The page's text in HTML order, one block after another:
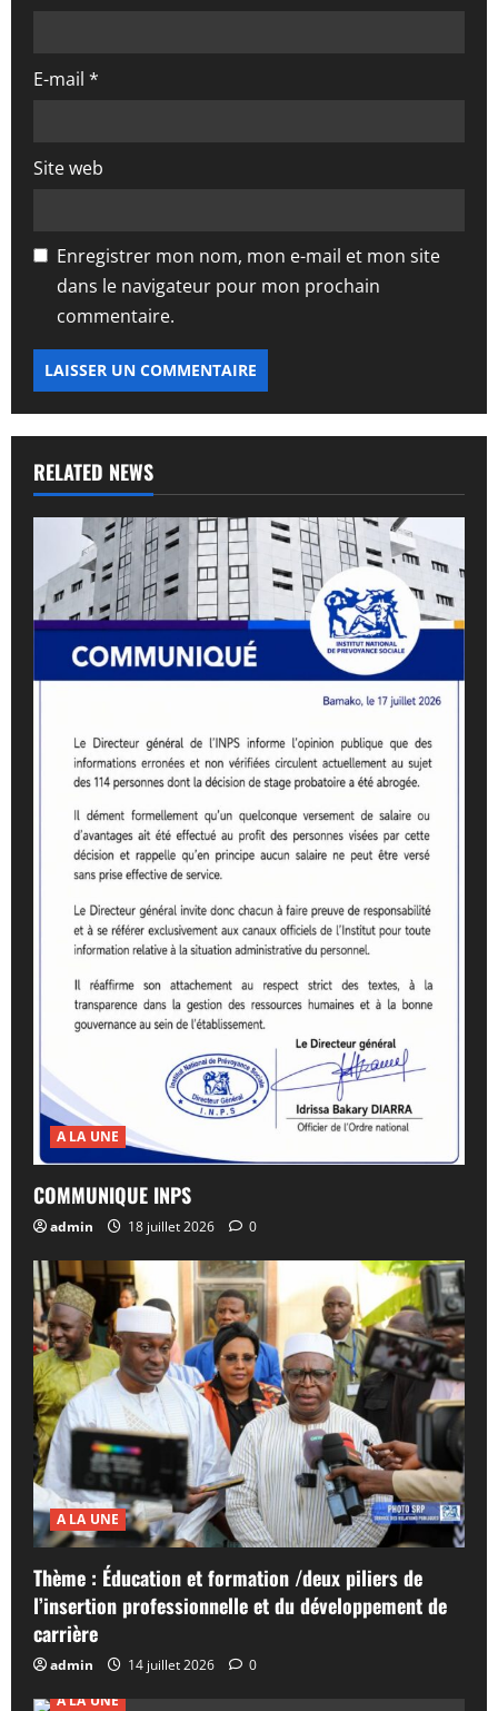
l
E-mail *
Site web
Enregistrer mon nom, mon e-mail et mon site
dans le navigateur pour mon prochain
commentaire.
RELATED NEWS
A LA UNE
COMMUNIQUE INPS
admin 18 juillet 2026 0
A LA UNE
Thème : Éducation et formation /deux piliers de
l’insertion professionnelle et du développement de
carrière
admin 14 juillet 2026
0
A LA UNE